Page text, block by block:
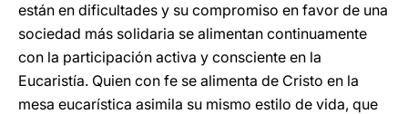
están en dificultades y su compromiso en favor de una
sociedad más solidaria se alimentan continuamente
con la participación activa y consciente en la
Eucaristía. Quien con fe se alimenta de Cristo en la
mesa eucarística asimila su mismo estilo de vida, que